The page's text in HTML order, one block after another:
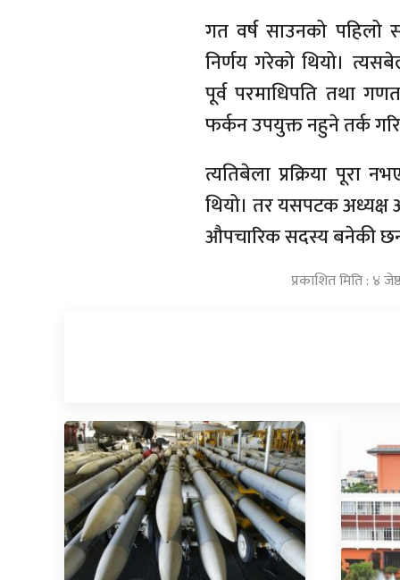
गत वर्ष साउनको पहिलो
निर्णय गरेको थियो।
पूर्व परमाधिपति तथा
फर्कन उपयुक्त नहुने तर्क
त्यतिबेला प्रक्रिया पूरा
थियो। तर यसपटक अध्यक्ष
औपचारिक सदस्य बनेकी
प्रकाशित मिति : ४